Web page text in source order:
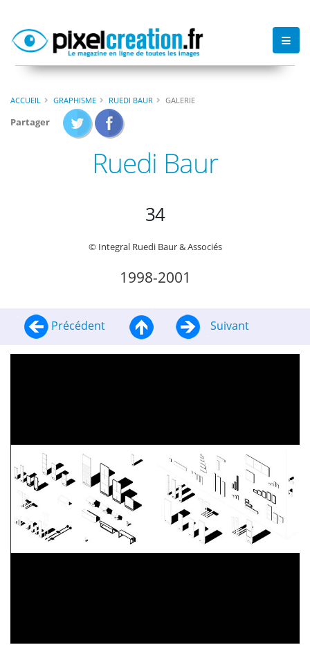
ACCUEIL GRAPHISME RUEDI BAUR GALERIE
Partager
Ruedi Baur
34
© Integral Ruedi Baur & Associés
1998-2001
Précédent Suivant